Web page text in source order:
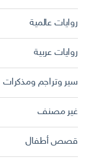
روايات عالمية
روايات عربية
سير وتراجم ومذكرات
غير مصنف
قصص أطفال